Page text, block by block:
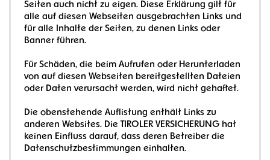
Seiten auch nicht zu eigen. Diese Erklärung gilt für
alle auf diesen Webseiten ausgebrachten Links und
für alle Inhalte der Seiten, zu denen Links oder
Banner führen.
Für Schäden, die beim Aufrufen oder Herunterladen
von auf diesen Webseiten bereitgestellten Dateien
oder Daten verursacht werden, wird nicht gehaftet.
Die obenstehende Auflistung enthält Links zu
anderen Websites. Die TIROLER VERSICHERUNG hat
keinen Einfluss darauf, dass deren Betreiber die
Datenschutzbestimmungen einhalten.